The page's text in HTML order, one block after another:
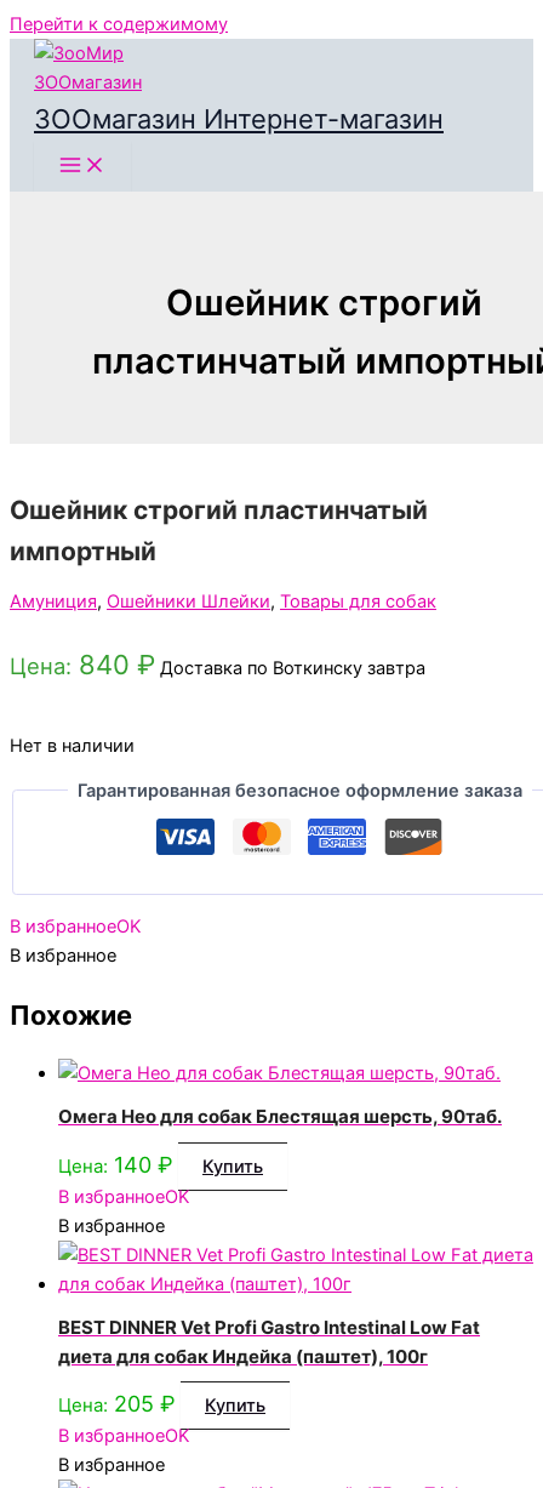
Перейти к содержимому
ЗООмагазин Интернет-магазин
Ошейник строгий
пластинчатый
Ошейник строгий пластинчатый
импортный
Амуниция, Ошейники Шлейки, Товары для собак
Цена: 840 ₽ Доставка по Воткинску завтра
Нет в наличии
Гарантированная безопасное оформление заказа
В избранноеOK
В избранное
Похожие
Омега Нео для собак Блестящая шерсть, 90таб.
Цена: 140 ₽
Купить
В избранноеOK
В избранное
BEST DINNER Vet Profi Gastro Intestinal Low Fat
диета для собак Индейка (паштет), 100г
Цена: 205 ₽
Купить
В избранноеOK
В избранное